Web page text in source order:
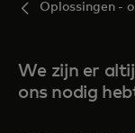
Oplossingen -
We zijn er
ons nodig